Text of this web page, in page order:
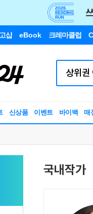
샵 eBook 크레마클럽
신상품 이벤트 바이백 매
국내작가